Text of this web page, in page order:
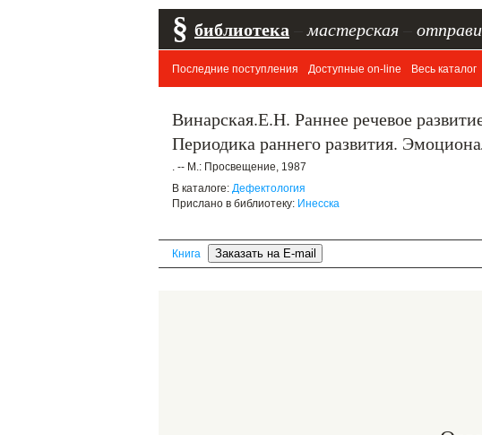
§ библиотека мастерская
Последние поступления Доступные on-line Весь каталог
Винарская.Е.Н. Раннее речевое
Периодика раннего развития.
. -- М.: Просвещение, 1987
В каталоге: Дефектология
Прислано в библиотеку: Инесска
Книга